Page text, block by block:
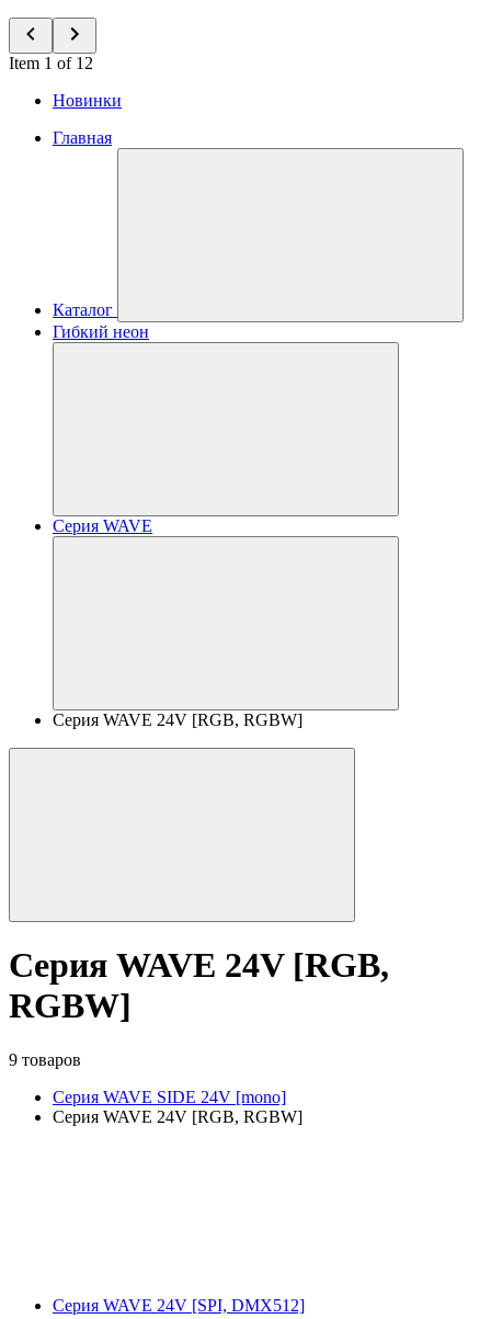
Item 1 of 12
Новинки
Главная
Каталог
Гибкий неон
Серия WAVE
Серия WAVE 24V [RGB, RGBW]
Серия WAVE 24V [RGB,
RGBW]
9 товаров
Серия WAVE SIDE 24V [mono]
Серия WAVE 24V [RGB, RGBW]
Серия WAVE 24V [SPI, DMX512]